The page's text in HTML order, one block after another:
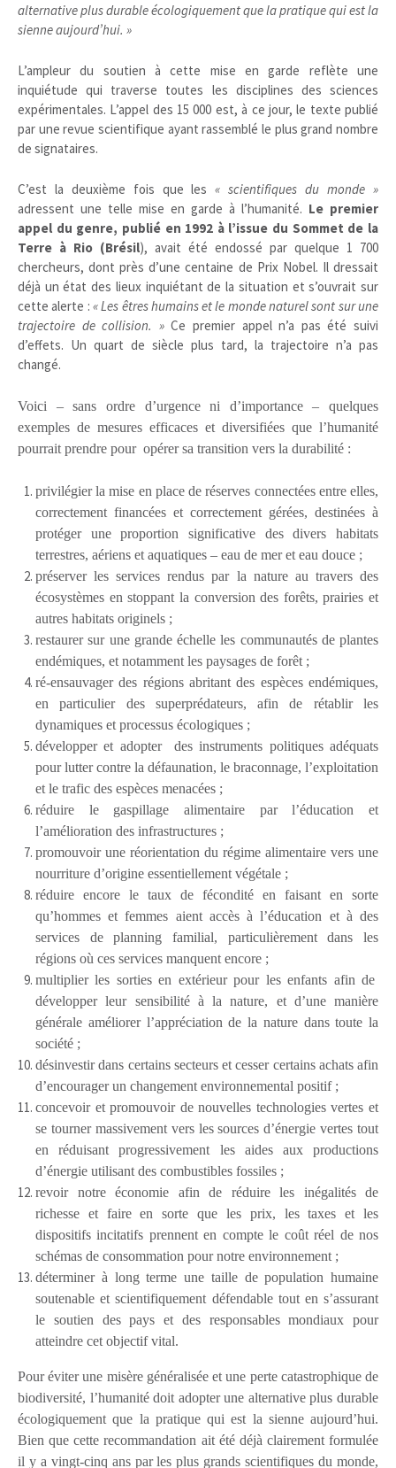
alternative plus durable écologiquement que la pratique qui est la
sienne aujourd’hui. »
L’ampleur du soutien à cette mise en garde reflète une
inquiétude qui traverse toutes les disciplines des sciences
expérimentales. L’appel des 15 000 est, à ce jour, le texte publié
par une revue scientifique ayant rassemblé le plus grand nombre
de signataires.
C’est la deuxième fois que les« scientifiques du monde »
adressent une telle mise en garde à l’humanité. Le premier
appel du genre, publié en 1992 à l’issue du Sommet de la
Terre à Rio (Brésil), avait été endossé par quelque 1 700
chercheurs, dont près d’une centaine de Prix Nobel. Il dressait
déjà un état des lieux inquiétant de la situation et s’ouvrait sur
cette alerte : « Les êtres humains et le monde naturel sont sur une
trajectoire de collision. »Ce premier appel n’a pas été suivi
d’effets. Un quart de siècle plus tard, la trajectoire n’a pas
changé.
Voici – sans ordre d’urgence ni d’importance – quelques
exemples de mesures efficaces et diversifiées que l’humanité
pourrait prendre pour opérersa transition vers la durabilité :
privilégier la mise en place de réserves connectées entre elles,
correctement financées et correctement gérées, destinées à
protéger une proportion significative des divers habitats
terrestres, aériens et aquatiques – eau de mer et eau douce ;
préserver les services rendus par la nature au travers des
écosystèmes en stoppant la conversion des forêts, prairies et
autres habitats originels ;
restaurer sur une grande échelle les communautés de plantes
endémiques, et notamment les paysages de forêt ;
ré-ensauvager des régions abritant des espèces endémiques,
en particulier des superprédateurs, afin de rétablirles
dynamiques et processus écologiques ;
développer et adopter
des instruments politiques adéquats
pour luttercontre la défaunation, le braconnage, l’exploitation
et le trafic des espèces menacées ;
réduire le gaspillage alimentaire par l’éducation et
l’amélioration des infrastructures ;
promouvoir une réorientation du régime alimentaire vers une
nourriture d’origine essentiellement végétale ;
réduire encore le taux de fécondité en faisant en sorte
qu’hommes et femmes aient accès à l’éducation et à des
services de planning familial, particulièrement dans les
régions où ces services manquent encore ;
multiplier les sorties en extérieur pour les enfants afin de
développerleur sensibilité à la nature, et d’une manière
générale améliorerl’appréciation de la nature dans toute la
société ;
désinvestir dans certains secteurs et cessercertains achats afin
d’encourager un changement environnemental positif ;
concevoir et promouvoirde nouvelles technologiesvertes et
se tournermassivement vers les sources d’énergie vertes tout
en réduisant progressivement les aides aux productions
d’énergie utilisant des combustibles fossiles ;
revoir notre économie afin de réduire les inégalités de
richesse et faireen sorte que les prix, les taxes et les
dispositifs incitatifs prennent en compte le coût réel de nos
schémas de consommation pour notre environnement ;
déterminer à long terme une taille de population humaine
soutenable et scientifiquement défendable tout en s’assurant
le soutien des pays et des responsables mondiaux pour
atteindre cet objectif vital.
Pour éviter une misère généralisée et une perte catastrophique de
biodiversité, l’humanité doit adopter une alternative plus durable
écologiquement que la pratique qui est la sienne aujourd’hui.
Bien que cette recommandation ait été déjà clairement formulée
il y a vingt-cinq ans par les plus grands scientifiques du monde,